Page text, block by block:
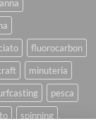
fluorocarbon
minuteria
pesca
spinning